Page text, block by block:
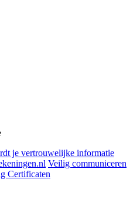
je vertrouwelijke informatie
Veilig communiceren
Certificaten